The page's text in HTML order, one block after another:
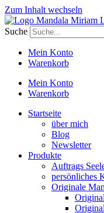
Zum Inhalt wechseln
Suche
Mein Konto
Warenkorb
Mein Konto
Warenkorb
Startseite
über mich
Blog
Newsletter
Produkte
Auftrags
persönliches
Originale